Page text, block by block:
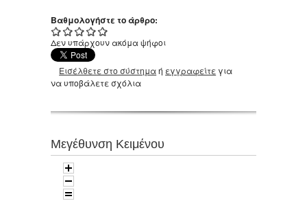
Βαθμολογήστε το άρθρο:
Δεν υπάρχουν ακόμα ψήφοι
Εισέλθετε στο σύστημαή εγγραφείτε για
να υποβάλετε σχόλια
Μεγέθυνση Κειμένου